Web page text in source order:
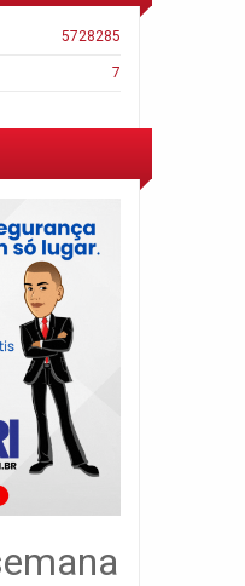
5728285
7